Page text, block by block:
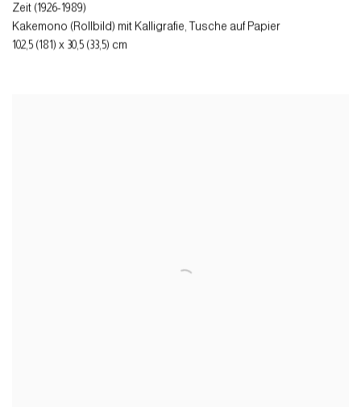
Zeit (1926-1989)
Kakemono (Rollbild) mit Kalligrafie, Tusche auf Papier
102,5 (181) x 30,5 (33,5) cm